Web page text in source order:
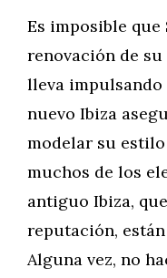
Es imposible que
renovación de
lleva impulsando
nuevo Ibiza
modelar su
muchos de los
antiguo Ibiza,
reputación,
Alguna vez, no